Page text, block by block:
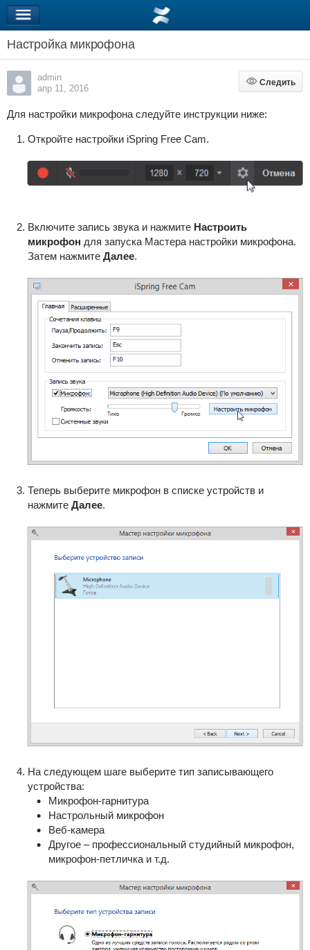
Настройка микрофона
admin
апр 11, 2016
Следить
Следить
Для настройки микрофона следуйте инструкции ниже:
Откройте настройки iSpring Free Cam.
Включите запись звука и нажмитеНастроить
микрофон для запуска Мастера настройки микрофона.
Затем нажмите Далее.
Теперь выберите микрофон в списке устройств и
нажмите Далее.
На следующем шаге выберите тип записывающего
устройства:
Микрофон-гарнитура
Настрольный микрофон
Веб-камера
Другое – профессиональный студийный микрофон,
микрофон-петличка и т.д.